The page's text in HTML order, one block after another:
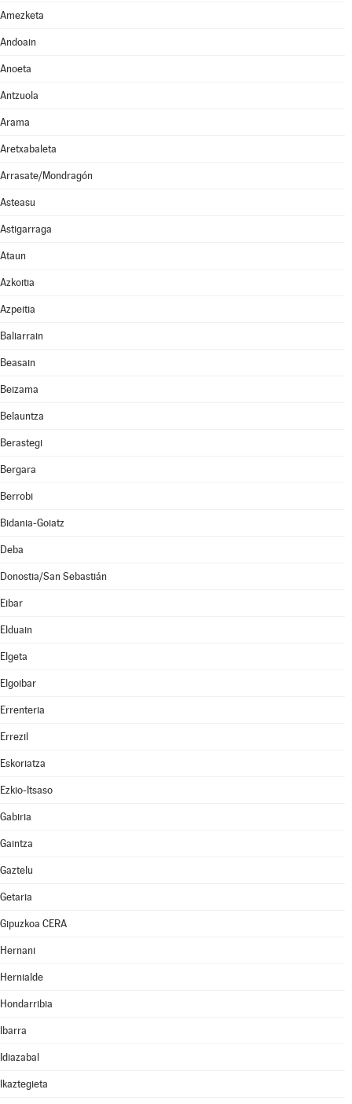
Amezketa
Andoain
Anoeta
Antzuola
Arama
Aretxabaleta
Arrasate/Mondragón
Asteasu
Astigarraga
Ataun
Azkoitia
Azpeitia
Baliarrain
Beasain
Beizama
Belauntza
Berastegi
Bergara
Berrobi
Bidania-Goiatz
Deba
Donostia/San Sebastián
Eibar
Elduain
Elgeta
Elgoibar
Errenteria
Errezil
Eskoriatza
Ezkio-Itsaso
Gabiria
Gaintza
Gaztelu
Getaria
Gipuzkoa CERA
Hernani
Hernialde
Hondarribia
Ibarra
Idiazabal
Ikaztegieta